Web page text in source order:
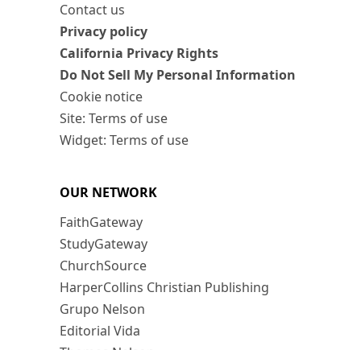
Contact us
Privacy policy
California Privacy Rights
Do Not Sell My Personal Information
Cookie notice
Site: Terms of use
Widget: Terms of use
OUR NETWORK
FaithGateway
StudyGateway
ChurchSource
HarperCollins Christian Publishing
Grupo Nelson
Editorial Vida